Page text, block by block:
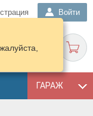
Войти
ГАРАЖ